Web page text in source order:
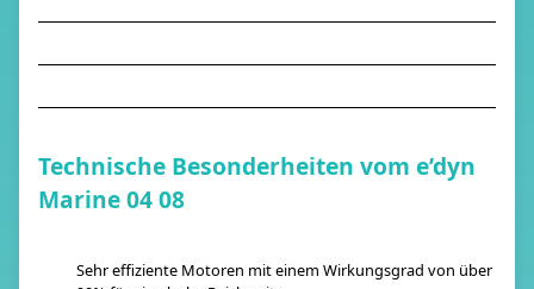
Technische Besonderheiten vom e’dyn
Marine 04 08
Sehr effiziente Motoren mit einem Wirkungsgrad von über